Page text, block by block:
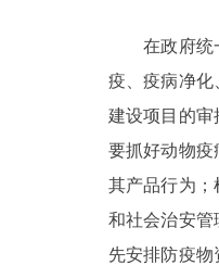
走进北京
在政府统一
疫、疫病净化
建设项目的审
要抓好动物疫
其产品行为；
和社会治安管
先安排防疫